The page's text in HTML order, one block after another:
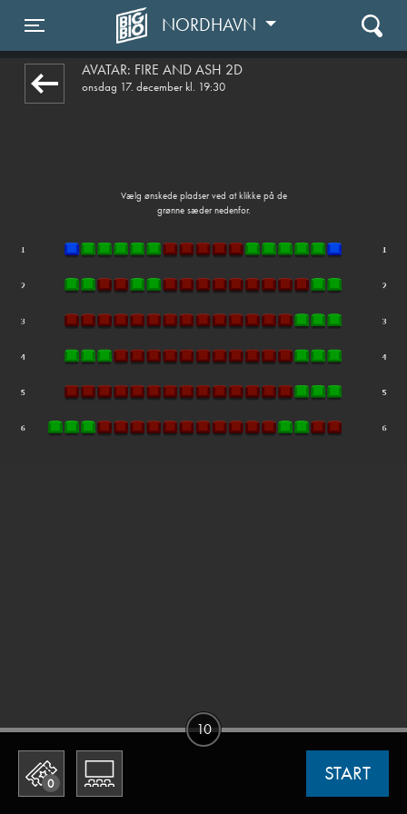
Toggle navigation
NORDHAVN
AVATAR: FIRE AND ASH 2D
onsdag 17. december kl. 19:30
Vælg ønskede pladser ved at klikke på de
grønne sæder nedenfor.
0 START
10
1step-front02 102723